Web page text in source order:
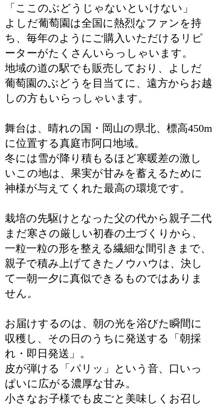
「ここのぶどうじゃないといけない」
よしだ葡萄園は全国に熱烈なファンを持
ち、毎年のようにご購入いただけるリピ
ーターがたくさんいらっしゃいます。
地域の道の駅でも販売しており、よしだ
葡萄園のぶどうを目当てに、遠方からお越
しの方もいらっしゃいます。
舞台は、晴れの国・岡山の県北、標高450m
に位置する真庭市阿口地域。
冬には雪が降り積もるほど寒暖差の激し
いこの地は、果実が甘みを蓄えるために
神様が与えてくれた最高の環境です。
栽培の先駆けとなった父の代から親子二代
まだ寒さの厳しい初春の土づくりから、
一粒一粒の形を整える繊細な間引きまで、
親子で積み上げてきたノウハウは、決し
て一朝一夕に真似できるものではありま
せん。
お届けするのは、朝の光を浴びた瞬間に
収穫し、その日のうちに発送する「朝採
れ・即日発送」。
皮が弾ける「パリッ」という音、口いっ
ぱいに広がる濃厚な甘み。
小さなお子様でも皮ごと美味しくお召し